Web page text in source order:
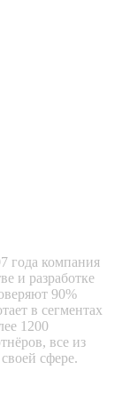
года компания
и разработке
90%
в сегментах
1200
все из
сфере.